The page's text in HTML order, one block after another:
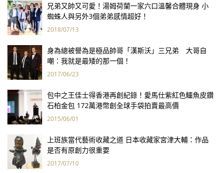
兄弟又帥又可愛！湯姆荷蘭一家六口溫馨合體現身 小
蜘蛛人與另外3個弟弟感情超好！
2018/07/13
身為總被譽為是極品帥哥「漢斯沃」三兄弟 大哥自
嘲：我就是最矮的那一個！
2017/06/23
包中之王佳士得香港再創紀錄！愛馬仕紫紅色鱷魚皮鑽
石柏金包 172萬港幣創全球手袋拍賣最高價
2015/06/01
上班族當代藝術收藏之道 日本收藏家宮津大輔：作品
是否有原創力很重要
2017/07/10